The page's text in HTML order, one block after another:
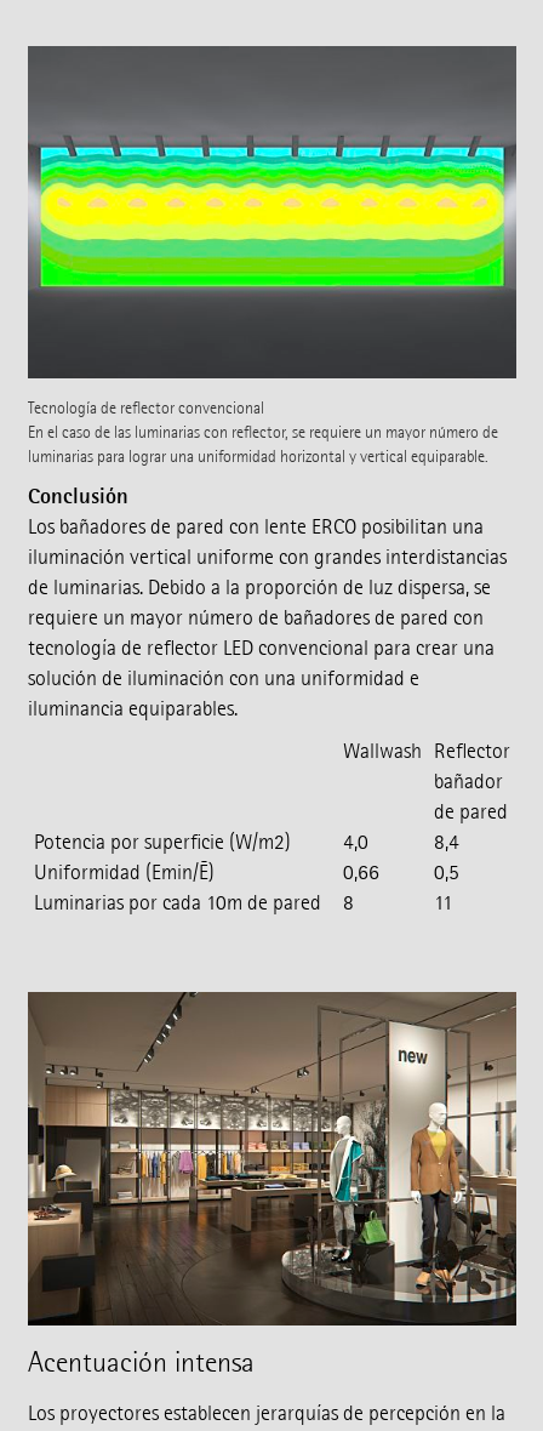
Tecnología de reflector convencional
En el caso de las luminarias con reflector, se requiere un mayor número de
luminarias para lograr una uniformidad horizontal y vertical equiparable.
Conclusión
Los bañadores de pared con lente ERCO posibilitan una
iluminación vertical uniforme con grandes interdistancias
de luminarias. Debido a la proporción de luz dispersa, se
requiere un mayor número de bañadores de pared con
tecnología de reflector LED convencional para crear una
solución de iluminación con una uniformidad e
iluminancia equiparables.
Wallwash Reflector
bañador
de pared
Potencia por superficie (W/m2)
4,0
8,4
Uniformidad (Emin/Ē)
0,66
0,5
Luminarias por cada 10m de pared
8 11
Acentuación intensa
Los proyectores establecen jerarquías de percepción en la